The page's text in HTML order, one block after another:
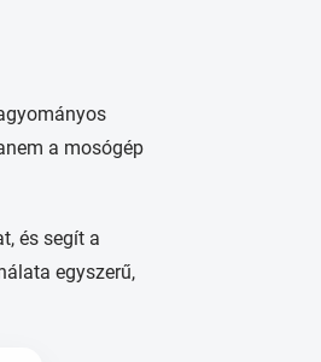
a mosógép
és segít a
egyszerű,